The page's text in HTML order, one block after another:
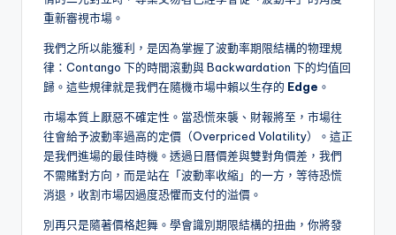
重新審視市場。
我們之所以能獲利，是因為掌握了波動率期限結構的物理規
律：Contango 下的時間滾動與 Backwardation 下的均值回
歸。這些規律就是我們在隨機市場中賴以生存的 Edge 。
市場本質上厭惡不確定性。當恐慌來襲、財報將至，市場往
往會給予波動率過高的定價（Overpriced Volatility）。這正
是我們進場的最佳時機。透過日曆價差與雙對角價差，我們
不需賭對方向，而是站在「波動率收縮」的一方，等待恐慌
消退，收割市場因過度恐懼而支付的溢價。
別再只是隨著價格起舞。學會識別期限結構的扭曲，你將發